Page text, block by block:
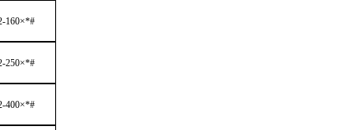
160×*#
250×*#
400×*#